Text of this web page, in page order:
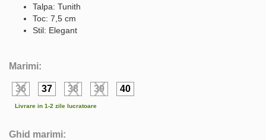
Talpa: Tunith
Toc: 7,5 cm
Stil: Elegant
Marimi:
36 37 38 39 40
Livrare in 1-2 zile lucratoare
Ghid marimi: